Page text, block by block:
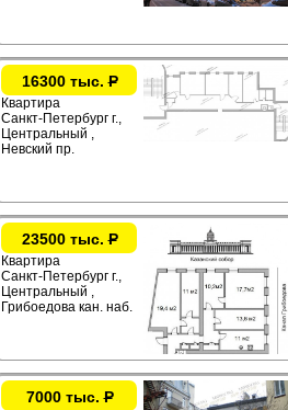
16300 тыс.Р
Квартира
Санкт-Петербург г.,
Центральный ,
Невский пр.
23500 тыс.Р
Квартира
Санкт-Петербург г.,
Центральный ,
Грибоедова кан. наб.
7000 тыс.Р